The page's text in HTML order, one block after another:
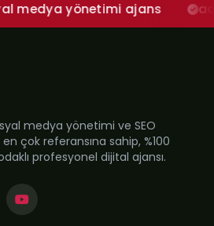
yönetimi ajans adana
medya yönetimi ve SEO
çok referansına sahip, %100
profesyonel dijital ajansı.